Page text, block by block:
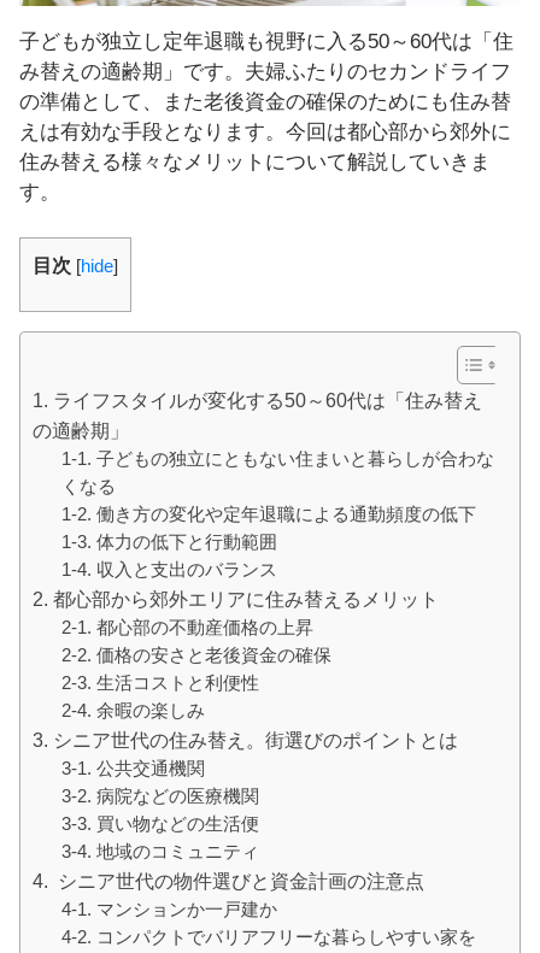
子どもが独立し定年退職も視野に入る50～60代は「住
み替えの適齢期」です。夫婦ふたりのセカンドライフ
の準備として、また老後資金の確保のためにも住み替
えは有効な手段となります。今回は都心部から郊外に
住み替える様々なメリットについて解説していきま
す。
目次 [hide]
1. ライフスタイルが変化する50～60代は「住み替え
の適齢期」
1-1. 子どもの独立にともない住まいと暮らしが合わな
くなる
1-2. 働き方の変化や定年退職による通勤頻度の低下
1-3. 体力の低下と行動範囲
1-4. 収入と支出のバランス
2. 都心部から郊外エリアに住み替えるメリット
2-1. 都心部の不動産価格の上昇
2-2. 価格の安さと老後資金の確保
2-3. 生活コストと利便性
2-4. 余暇の楽しみ
3. シニア世代の住み替え。街選びのポイントとは
3-1. 公共交通機関
3-2. 病院などの医療機関
3-3. 買い物などの生活便
3-4. 地域のコミュニティ
4. シニア世代の物件選びと資金計画の注意点
4-1. マンションか一戸建か
4-2. コンパクトでバリアフリーな暮らしやすい家を